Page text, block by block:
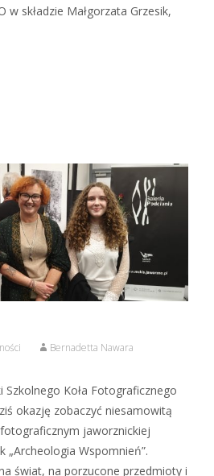
w składzie Małgorzata Grzesik,
Bernadetta Nawara
Szkolnego Koła Fotograficznego
okazję zobaczyć niesamowitą
jaworznickiej
„Archeologia Wspomnień”.
świat, na porzucone przedmioty i